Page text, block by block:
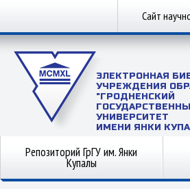
Сайт
ЭЛЕКТРОННАЯ
УЧРЕЖДЕНИЯ
"ГРОДНЕНСКИЙ
УНИВЕРСИТЕТ
ИМЕНИ ЯНКИ
Репозиторий ГрГУ им. Янки
Купалы